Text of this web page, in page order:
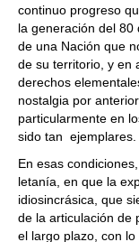
continuo progreso
la generación del 80
de una Nación que
de su territorio, y en
derechos
nostalgia por
particularmente en
sido tan ejemplares.
En esas
letanía, en que la
idiosincrásica, que
de la articulación de
el largo plazo, con